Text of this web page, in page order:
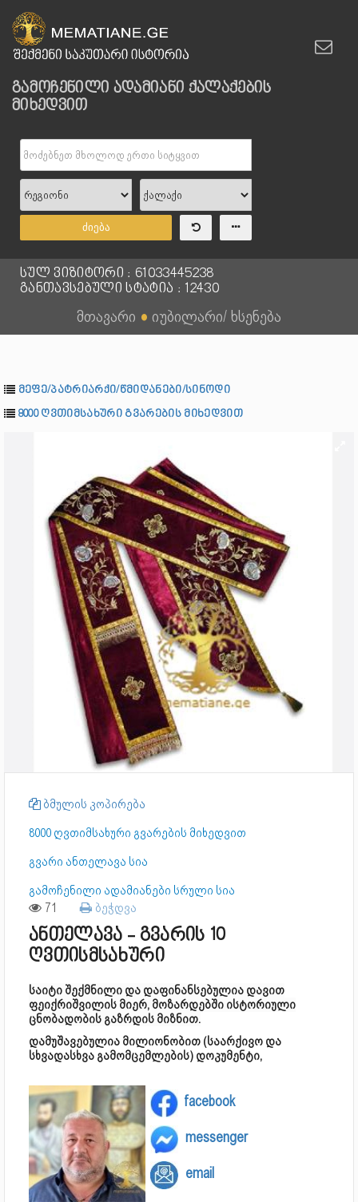
გამოჩენილი ადამიანი ქალაქების
მიხედვით
ძიება
სულ ვიზიტორი : 61033445238
განთავსებული სტატია : 12430
მთავარი ● იუბილარი/ ხსენება
მეფე/პატრიარქი/წმიდანები/სინოდი
8000 ღვთიმსახური გვარების მიხედვით
ბმულის კოპირება
8000 ღვთიმსახური გვარების მიხედვით
გვარი ანთელავა სია
გამოჩენილი ადამიანები სრული სია
71 ბეჭდვა
ანთელავა - გვარის 10
ღვთისმსახური
საიტი შექმნილი და დაფინანსებულია დავით
ფეიქრიშვილის მიერ, მოზარდებში ისტორიული
ცნობადობის გაზრდის მიზნით.
დამუშავებულია მილიონობით (საარქივო და
სხვადასხვა გამომცემლების) დოკუმენტი,
facebook
messenger
email